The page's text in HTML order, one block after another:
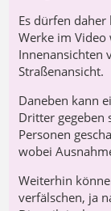
Es dürfen
Werke im Video
Innenansichten
Straßenansicht.
Daneben kann
Dritter gegeben
Personen
wobei
Weiterhin
verfälschen, ja